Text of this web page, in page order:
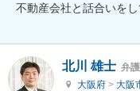
不動産会社と話合いを
北川 雄士 弁
大阪府 > 大阪